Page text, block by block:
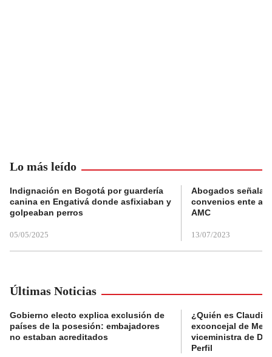
Lo más leído
Indignación en Bogotá por guardería
canina en Engativá donde asfixiaban y
golpeaban perros
05/05/2025
Abogados
convenios ente
AMC
13/07/2023
Últimas Noticias
Gobierno electo explica exclusión de
países de la posesión: embajadores
no estaban acreditados
¿Quién es Claudia
exconcejal de
viceministra de
Perfil